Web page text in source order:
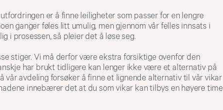
er å finne leiligheter som passer for en lengre
ganger føles litt umulig, men gjennom vår felles innsats i
i prosessen, så pleier det å løse seg.
stiger. Vi må derfor være ekstra forsiktige ovenfor den
har brukt tidligere kan lenger ikke være et alternativ på
vår avdeling forsøker å finne et lignende alternativ til vår vikar
innebærer det at du som vikar kan tilbys en høyere time